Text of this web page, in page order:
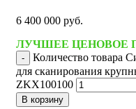
6 400 000 руб.
ЛУЧШЕЕ ЦЕНОВОЕ
Количество товара
для сканирования
ZKX100100
В корзину